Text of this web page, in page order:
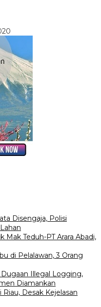
Disengaja, Polisi
Mak Teduh-PT Arara Abadi,
di Pelalawan, 3 Orang
Illegal Logging,
Diamankan
Desak Kejelasan